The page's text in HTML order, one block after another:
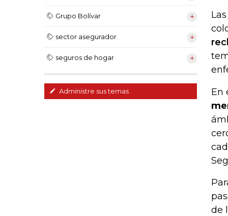
Grupo Bolívar
sector asegurador
seguros de hogar
Administre sus temas
En
de